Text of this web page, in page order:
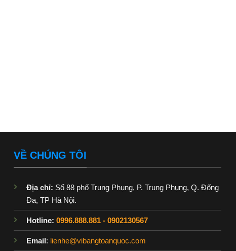
VỀ CHÚNG TÔI
Địa chỉ: Số 88 phố Trung Phụng, P. Trung Phụng, Q. Đống
Đa, TP Hà Nội.
Hotline: 0996.888.881 - 0902130567
Email : lienhe@vibangtoanquoc.com